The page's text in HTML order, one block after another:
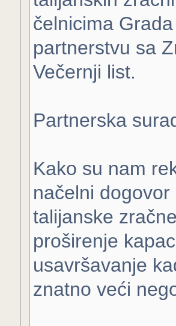
čelnicima
partnerstvu sa
Večernji list.
Partnerska
Kako su nam
načelni
talijanske
proširenje
usavršavanje
znatno veći